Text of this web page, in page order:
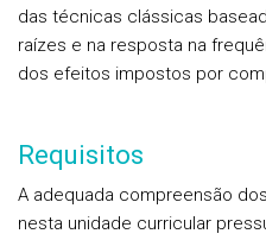
das técnicas clássicas
raízes e na resposta na
dos efeitos impostos por
Requisitos
A adequada compreensão
nesta unidade curricular